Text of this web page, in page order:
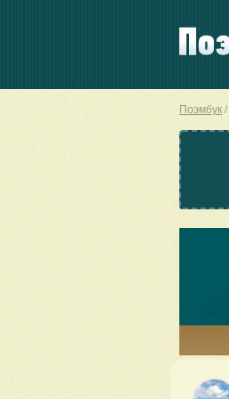
Поэмбук